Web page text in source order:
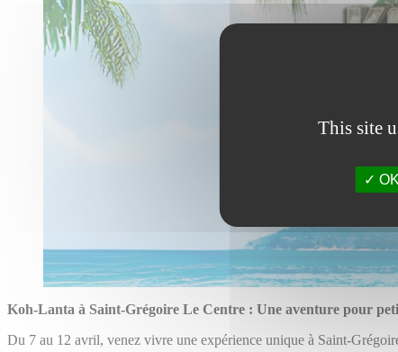
This site
Koh-Lanta à Saint-Grégoire Le Centre : Une aventure pour
Du 7 au 12 avril, venez vivre une expérience unique à Saint-